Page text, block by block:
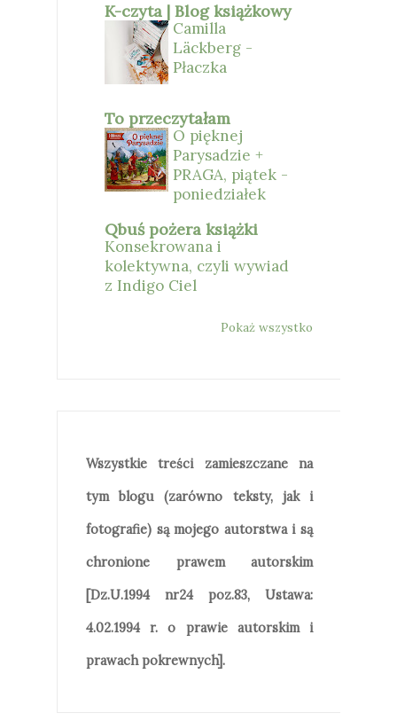
K-czyta | Blog książkowy
Camilla
Läckberg -
Płaczka
To przeczytałam
O pięknej
Parysadzie +
PRAGA, piątek -
poniedziałek
Qbuś pożera książki
Konsekrowana i
kolektywna, czyli wywiad
z Indigo Ciel
Pokaż wszystko
Wszystkie treści zamieszczane na
tym blogu (zarówno teksty, jak i
fotografie) są mojego autorstwa i są
chronione prawem autorskim
[Dz.U.1994 nr24 poz.83, Ustawa:
4.02.1994 r. o prawie autorskim i
prawach pokrewnych].